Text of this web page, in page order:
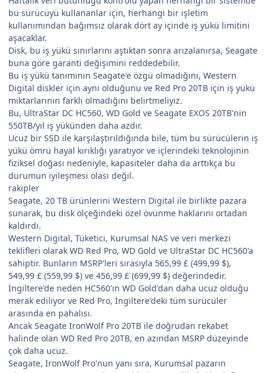
bu sürücüyü kullananlar için, herhangi bir işletim
kullanımından bağımsız olarak dört ay içinde iş yükü limitini
aşacaklar.
Disk, bu iş yükü sınırlarını aştıktan sonra arızalanırsa, Seagate
buna göre garanti değişimini reddedebilir.
Bu iş yükü tanımının Seagate'e özgü olmadığını, Western
Digital diskler için aynı olduğunu ve Red Pro 20TB için iş yükü
miktarlarının farklı olmadığını belirtmeliyiz.
Bu, UltraStar DC HC560, WD Gold ve Seagate EXOS 20TB'nin
550TB/yıl iş yükünden daha azdır.
Ucuz bir SSD ile karşılaştırıldığında bile, tüm bu sürücülerin iş
yükü ömrü hayal kırıklığı yaratıyor ve içlerindeki teknolojinin
fiziksel doğası nedeniyle, kapasiteler daha da arttıkça bu
durumun iyileşmesi olası değil.
rakipler
Seagate, 20 TB ürünlerini Western Digital ile birlikte pazara
sunarak, bu disk ölçeğindeki özel övünme haklarını ortadan
kaldırdı.
Western Digital, Tüketici, Kurumsal NAS ve veri merkezi
teklifleri olarak WD Red Pro, WD Gold ve UltraStar DC HC560'a
sahiptir. Bunların MSRP'leri sırasıyla 565,99 £ (499,99 $),
549,99 £ (559,99 $) ve 456,99 £ (699,99 $) değerindedir.
İngiltere'de neden HC560'ın WD Gold'dan daha ucuz olduğu
merak ediliyor ve Red Pro, İngiltere'deki tüm sürücüler
arasında en pahalısı.
Ancak Seagate IronWolf Pro 20TB ile doğrudan rekabet
halinde olan WD Red Pro 20TB, en azından MSRP düzeyinde
çok daha ucuz.
Seagate, IronWolf Pro'nun yanı sıra, Kurumsal pazarın